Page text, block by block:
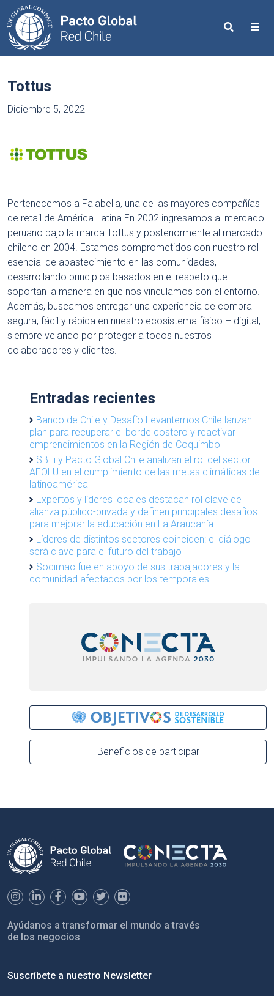
Search
Tottus
Diciembre 5, 2022
Pertenecemos a Falabella, una de las mayores compañías
de retail de América Latina.En 2002 ingresamos al mercado
peruano bajo la marca Tottus y posteriormente al mercado
chileno en 2004. Estamos comprometidos con nuestro rol
esencial de abastecimiento en las comunidades,
desarrollando principios basados en el respeto que
soportan la manera en que nos vinculamos con el entorno.
Además, buscamos entregar una experiencia de compra
segura, fácil y rápida en nuestro ecosistema físico – digital,
siempre velando por proteger a todos nuestros
colaboradores y clientes.
Entradas recientes
Banco de Chile y Desafío Levantemos Chile lanzan
plan para recuperar el borde costero y reactivar
emprendimientos en la Región de Coquimbo
SBTi y Pacto Global Chile analizan el rol del sector
AFOLU en el cumplimiento de las metas climáticas de
latinoamérica
Expertos y líderes locales destacan rol clave de
alianza público-privada y definen principales desafíos
para mejorar la educación en La Araucanía
Líderes de distintos sectores coinciden: el diálogo
será clave para el futuro del trabajo
Sodimac fue en apoyo de sus trabajadores y la
comunidad afectados por los temporales
Beneficios de participar
Ayúdanos a transformar el mundo a través
de los negocios
Suscríbete a nuestro Newsletter